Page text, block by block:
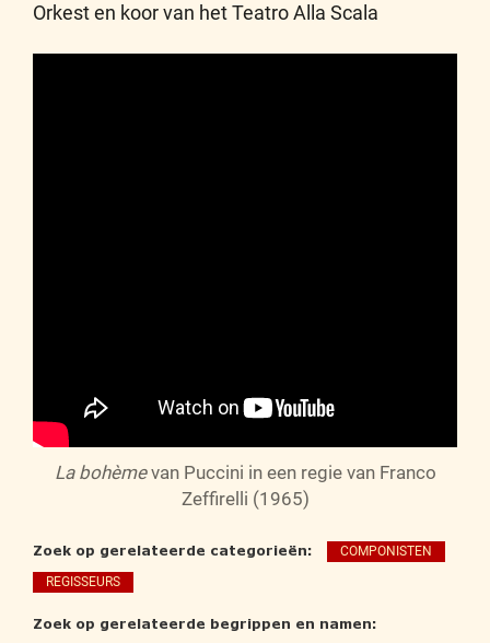
Orkest en koor van het Teatro Alla Scala
La bohèmevan Puccini in een regie van Franco
Zeffirelli (1965)
Zoek op gerelateerde categorieën:
COMPONISTEN
REGISSEURS
Zoek op gerelateerde begrippen en namen: